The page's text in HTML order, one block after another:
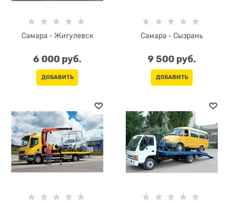
Самара - Жигулевск
6 000 руб.
ДОБАВИТЬ
Самара - Сызрань
9 500 руб.
ДОБАВИТЬ